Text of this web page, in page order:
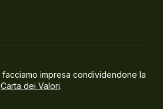
, facciamo impresa condividendone la
Carta dei Valori.